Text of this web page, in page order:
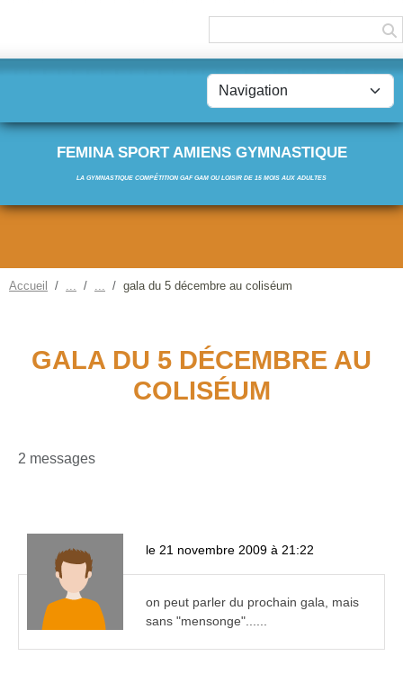
FEMINA SPORT AMIENS GYMNASTIQUE
LA GYMNASTIQUE COMPÉTITION GAF GAM OU LOISIR DE 15 MOIS AUX ADULTES
Accueil gala du 5 décembre au coliséum
GALA DU 5 DÉCEMBRE AU
COLISÉUM
2 messages
le 21 novembre 2009 à 21:22
on peut parler du prochain gala, mais
sans "mensonge"......